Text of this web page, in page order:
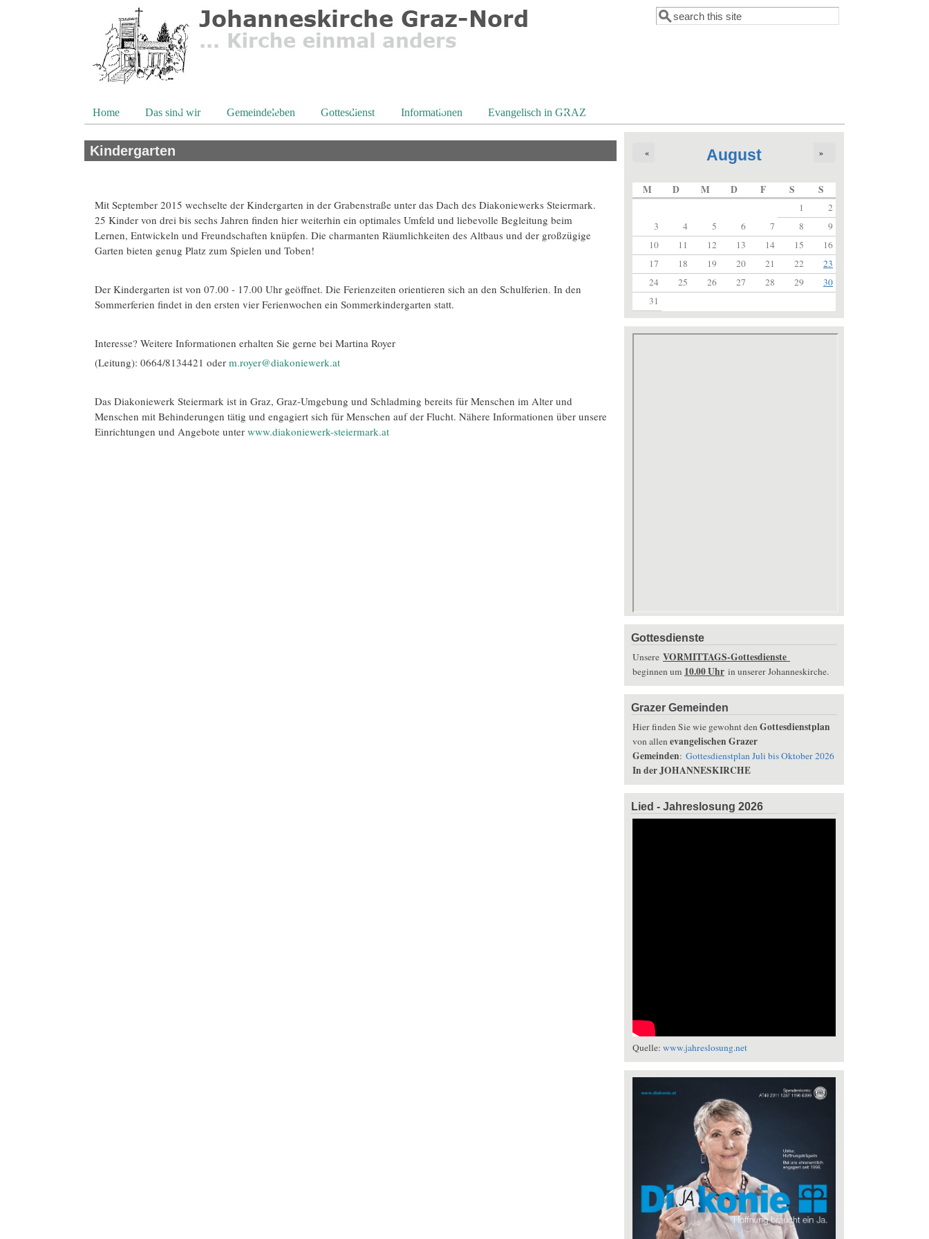
Suchformular
Suche
Home Das sind wir Gemeindeleben Gottesdienst Informationen Evangelisch in GRAZ
Kindergarten
Mit September 2015 wechselte der Kindergarten in der Grabenstraße unter das Dach des Diakoniewerks Steiermark.
25 Kinder von drei bis sechs Jahren finden hier weiterhin ein optimales Umfeld und liebevolle Begleitung beim
Lernen, Entwickeln und Freundschaften knüpfen. Die charmanten Räumlichkeiten des Altbaus und der großzügige
Garten bieten genug Platz zum Spielen und Toben!
Der Kindergarten ist von 07.00 - 17.00 Uhr geöffnet. Die Ferienzeiten orientieren sich an den Schulferien. In den
Sommerferien findet in den ersten vier Ferienwochen ein Sommerkindergarten statt.
Interesse? Weitere Informationen erhalten Sie gerne bei Martina Royer
(Leitung): 0664/8134421 oder m.royer@diakoniewerk.at
Das Diakoniewerk Steiermark ist in Graz, Graz-Umgebung und Schladming bereits für Menschen im Alter und
Menschen mit Behinderungen tätig und engagiert sich für Menschen auf der Flucht. Nähere Informationen über unsere
Einrichtungen und Angebote unter www.diakoniewerk-steiermark.at
August
« »
M D M D F S S
1
2
3
4 5 6 7 8
9
10
11 12 13 14 15
16
17
18 19 20 21 22
23
24
25 26 27 28 29
30
31
Gottesdienste
Unsere VORMITTAGS-Gottesdienste
beginnen um 10.00 Uhr in unserer Johanneskirche.
Grazer Gemeinden
Hier finden Sie wie gewohnt denGottesdienstplan
von allenevangelischen Grazer
Gemeinden: Gottesdienstplan Juli bis Oktober 2026
In der JOHANNESKIRCHE
Lied - Jahreslosung 2026
Quelle: www.jahreslosung.net